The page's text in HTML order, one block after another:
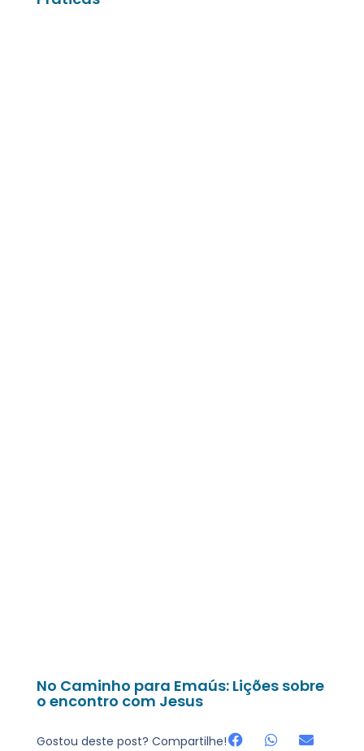
No Caminho para Emaús: Lições sobre
o encontro com Jesus
Gostou deste post? Compartilhe!